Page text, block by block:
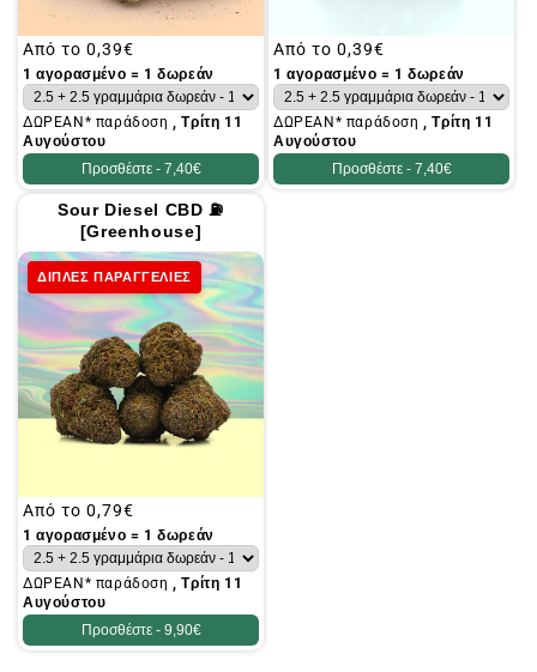
Συνήθης
τιμή
Από το 0,39€
1 αγορασμένο = 1 δωρεάν
ΔΩΡΕΑΝ* παράδοση, Τρίτη 11
Αυγούστου
Προσθέστε - 7,40€
Συνήθης
τιμή
Από το 0,39€
1 αγορασμένο = 1 δωρεάν
ΔΩΡΕΑΝ* παράδοση, Τρίτη 11
Αυγούστου
Προσθέστε - 7,40€
Sour Diesel CBD ⛽
[Greenhouse]
ΔΙΠΛΕΣ ΠΑΡΑΓΓΕΛΙΕΣ
Συνήθης
τιμή
Από το 0,79€
1 αγορασμένο = 1 δωρεάν
ΔΩΡΕΑΝ* παράδοση, Τρίτη 11
Αυγούστου
Προσθέστε - 9,90€